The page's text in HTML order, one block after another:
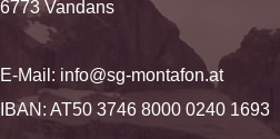
6773 Vandans
E-Mail: info@sg-montafon.at
IBAN: AT50 3746 8000 0240 1693